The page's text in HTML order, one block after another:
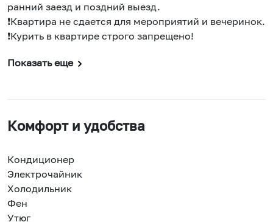
ранний заезд и поздний выезд.
❗️Квартира не сдается для мероприятий и вечеринок.
❗️Курить в квартире строго запрещено!
Показать еще
Комфорт и удобства
Кондиционер
Электрочайник
Холодильник
Фен
Утюг